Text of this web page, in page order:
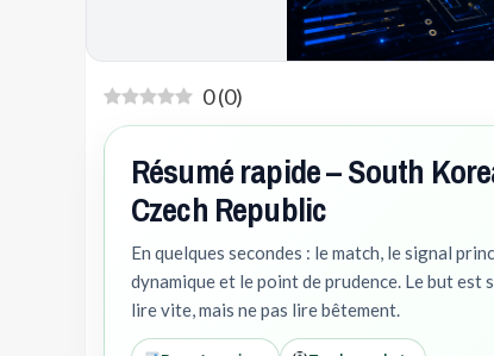
0(0)
Résumé rapide – South
Czech Republic
En quelques secondes : le match, le signal
dynamique et le point de prudence. Le but est
lire vite, mais ne pas lire bêtement.